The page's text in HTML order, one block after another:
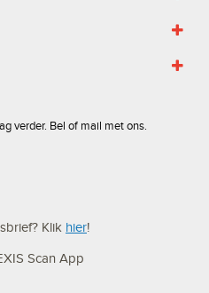
verder. Bel of mail met ons.
Klik hier!
Scan App